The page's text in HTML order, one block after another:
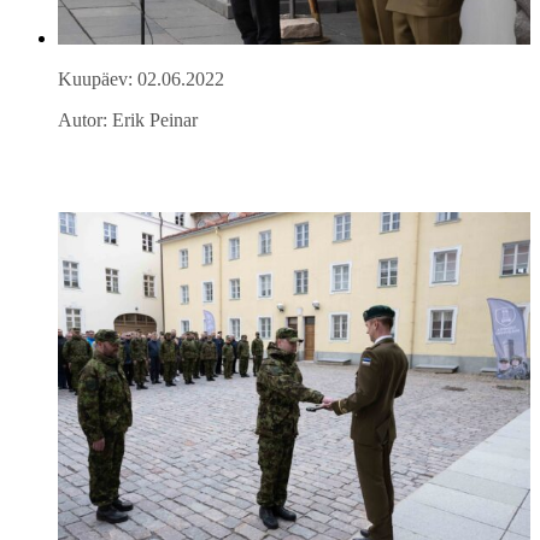
Kuupäev: 02.06.2022
Autor: Erik Peinar